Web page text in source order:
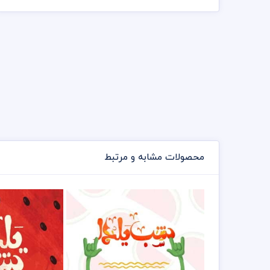
محصولات مشابه و مرتبط